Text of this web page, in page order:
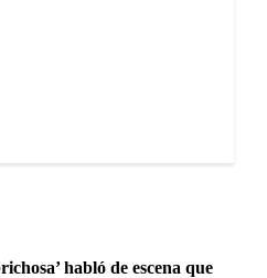
habló de escena que